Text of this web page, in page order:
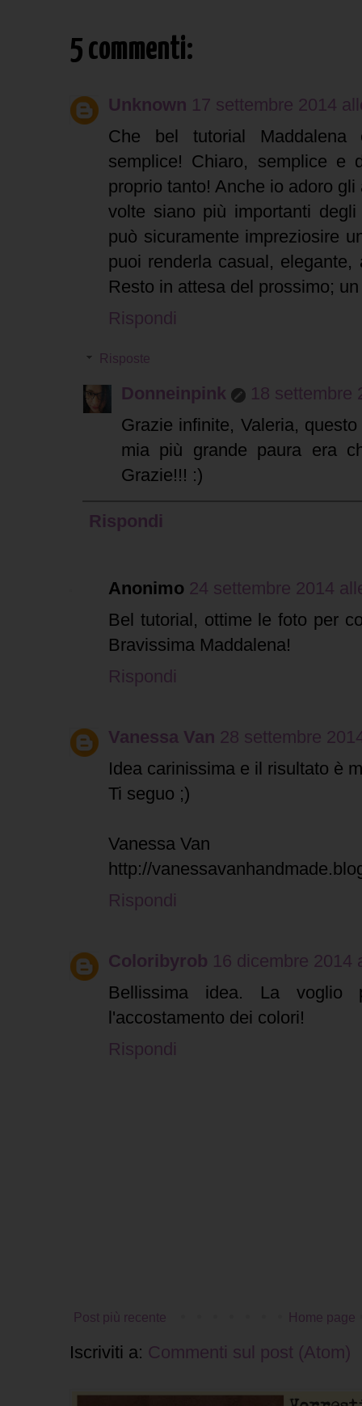
5 commenti:
Unknown 17 settembre 2014
Che bel tutorial
semplice! Chiaro, semplice e
proprio tanto! Anche io adoro
volte siano più importanti
può sicuramente impreziosire
puoi renderla casual,
Resto in attesa del prossimo;
Rispondi
Risposte
Donneinpink
18 settembre
Grazie infinite, Valeria,
mia più grande paura era
Grazie!!! :)
Rispondi
Anonimo 24 settembre 2014
Bel tutorial, ottime le foto per
Bravissima Maddalena!
Rispondi
Vanessa Van 28 settembre
Idea carinissima e il risultato è
Ti seguo ;)
Vanessa Van
http://
Rispondi
Coloribyrob 16 dicembre 2014
Bellissima idea. La voglio
l'accostamento dei colori!
Rispondi
Post più recente Home page
Iscriviti a: Commenti sul post (Atom)